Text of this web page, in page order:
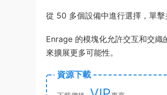
從 50 多個設備中進行選擇，單擊
Enrage 的模塊化允許交互和交織
來擴展更多可能性。
資源下載